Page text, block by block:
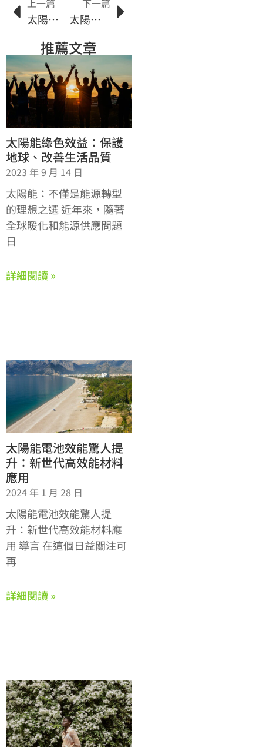
上一篇
太陽能生產的綠色環保優勢
下一篇
太陽能利用對環境的影響與可持續性
推薦文章
太陽能綠色效益：保護
地球、改善生活品質
2023 年 9 月 14 日
太陽能：不僅是能源轉型
的理想之選 近年來，隨著
全球暖化和能源供應問題
日
詳細閱讀 »
太陽能電池效能驚人提
升：新世代高效能材料
應用
2024 年 1 月 28 日
太陽能電池效能驚人提
升：新世代高效能材料應
用 導言 在這個日益關注可
再
詳細閱讀 »